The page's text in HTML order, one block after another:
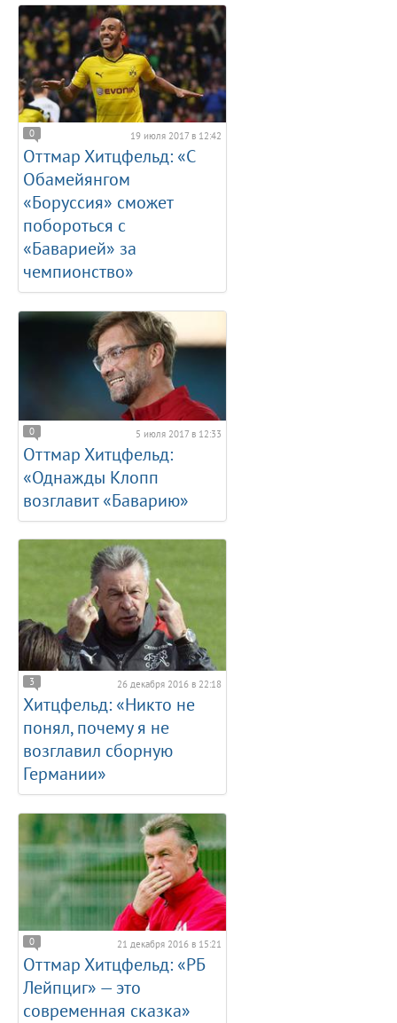
0 19 июля 2017 в 12:42
Оттмар Хитцфельд: «С
Обамейянгом
«Боруссия» сможет
побороться с
«Баварией» за
чемпионство»
0 5 июля 2017 в 12:33
Оттмар Хитцфельд:
«Однажды Клопп
возглавит «Баварию»
3 26 декабря 2016 в 22:18
Хитцфельд: «Никто не
понял, почему я не
возглавил сборную
Германии»
0 21 декабря 2016 в 15:21
Оттмар Хитцфельд: «РБ
Лейпциг» — это
современная сказка»